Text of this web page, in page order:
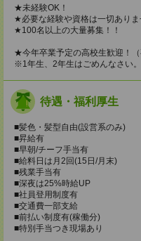
★未経験OK！
★必要な経験や資格は一切ありま
★100名以上の大量募集！！
★今年卒業予定の高校生歓迎！（
※1年生、2年生はごめんなさい。
待遇・福利厚生
■髪色・髪型自由(設営系のみ)
■昇給有
■早朝/チーフ手当有
■給料日は月2回(15日/月末)
■残業手当有
■深夜は25%時給UP
■社員登用制度有
■交通費一部支給
■前払い制度有(稼働分)
■特別手当つき現場あり